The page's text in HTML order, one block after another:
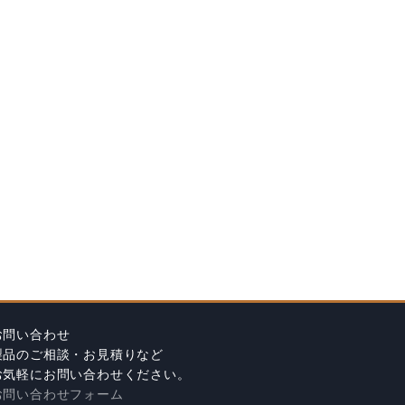
問い合わせ
品のご相談・お見積りなど
気軽にお問い合わせください。
問い合わせフォーム